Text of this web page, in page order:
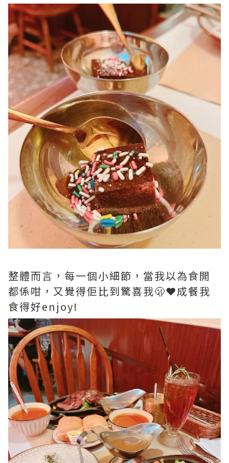
整體而言，每一個小細節，當我以為食開
都係咁，又覺得佢比到驚喜我🫢❤️成餐我
食得好enjoy!